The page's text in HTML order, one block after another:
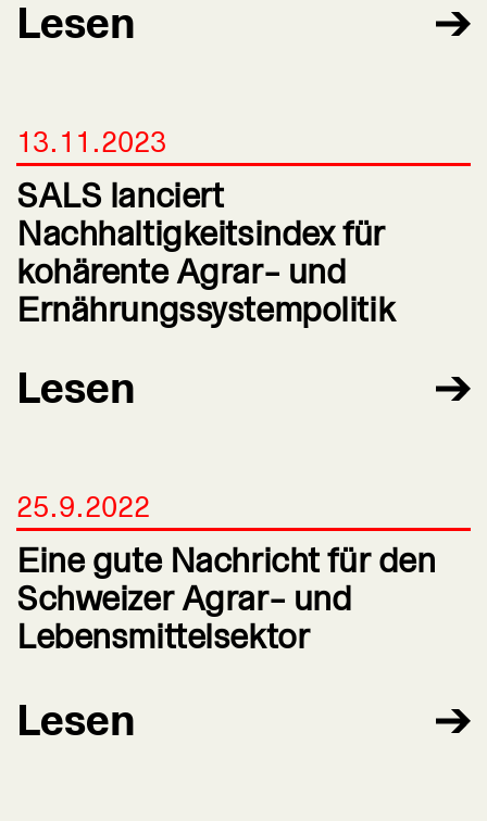
Lesen
13.11.2023
SALS lanciert
Nachhaltigkeitsindex für
kohärente Agrar- und
Ernährungssystempolitik
Lesen
25.9.2022
Eine gute Nachricht für den
Schweizer Agrar- und
Lebensmittelsektor
Lesen